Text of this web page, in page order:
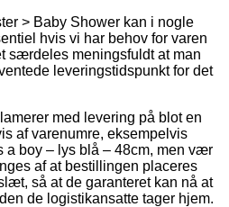
> Baby Shower kan i nogle
hvis vi har behov for varen
særdeles meningsfuldt at man
leveringstidspunkt for det
med levering på blot en
af varenumre, eksempelvis
a boy – lys blå – 48cm, men vær
af at bestillingen placeres
så at de garanteret kan nå at
de logistikansatte tager hjem.